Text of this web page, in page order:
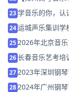
23学音乐的你，认
24运城声乐集训学
25 2026年北京音
26长春音乐艺考培
27 2023年深圳钢
28 2024年广州钢